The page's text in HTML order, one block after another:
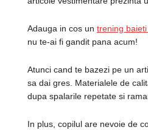
Adauga in cos un trening
nu te-ai fi gandit pana acum!
Atunci cand te bazezi pe un
sa dai gres. Materialele de
dupa spalarile repetate si
In plus, copilul are nevoie de